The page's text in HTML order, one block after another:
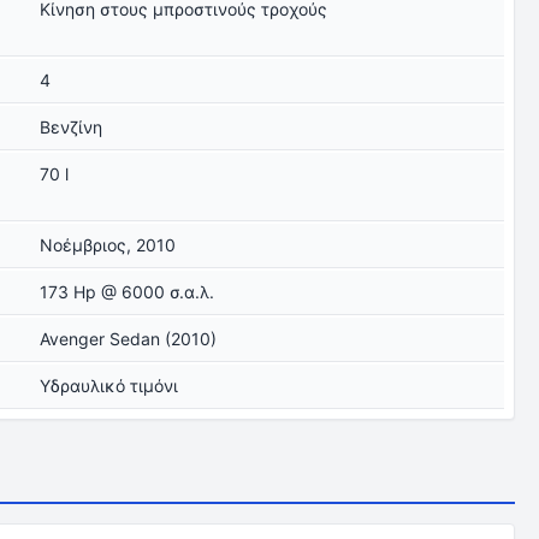
Κίνηση στους μπροστινούς τροχούς
4
Βενζίνη
70 l
Νοέμβριος, 2010
173 Hp @ 6000 σ.α.λ.
Avenger Sedan (2010)
Υδραυλικό τιμόνι